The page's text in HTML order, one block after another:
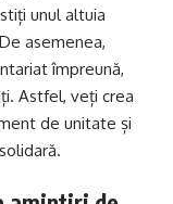
unul altuia
asemenea,
împreună,
Astfel, veți crea
de unitate și